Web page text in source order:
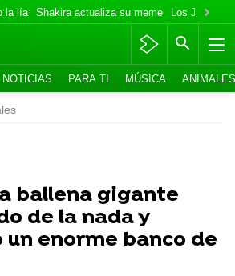
la lía Shakira actualiza su meme Los Jonas
NOTICIAS PARA TI MÚSICA ANIMALES
ballena gigante
de la nada y
enorme banco de